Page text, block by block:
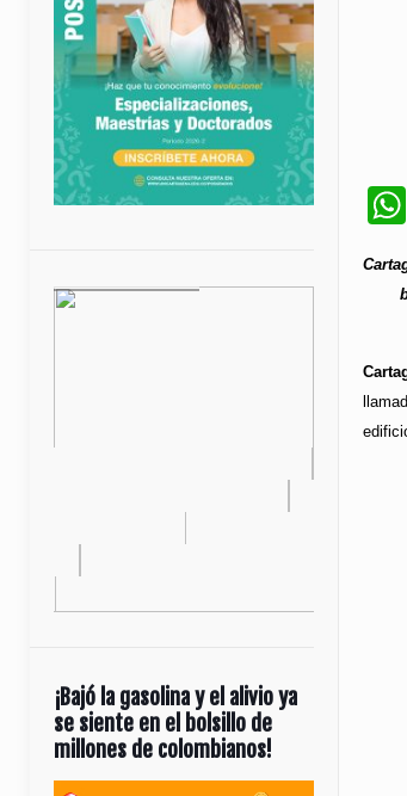
¡Bajó la gasolina y el alivio ya
se siente en el bolsillo de
millones de colombianos!